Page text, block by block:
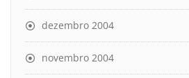
dezembro 2004
novembro 2004